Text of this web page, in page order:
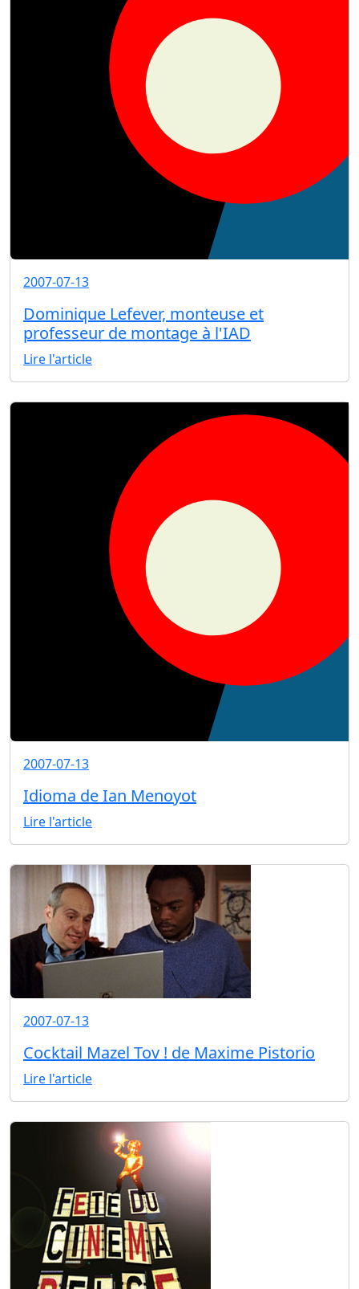
2007-07-13
Dominique Lefever, monteuse et
professeur de montage à l'IAD
Lire l'article
2007-07-13
Idioma de Ian Menoyot
Lire l'article
2007-07-13
Cocktail Mazel Tov ! de Maxime Pistorio
Lire l'article